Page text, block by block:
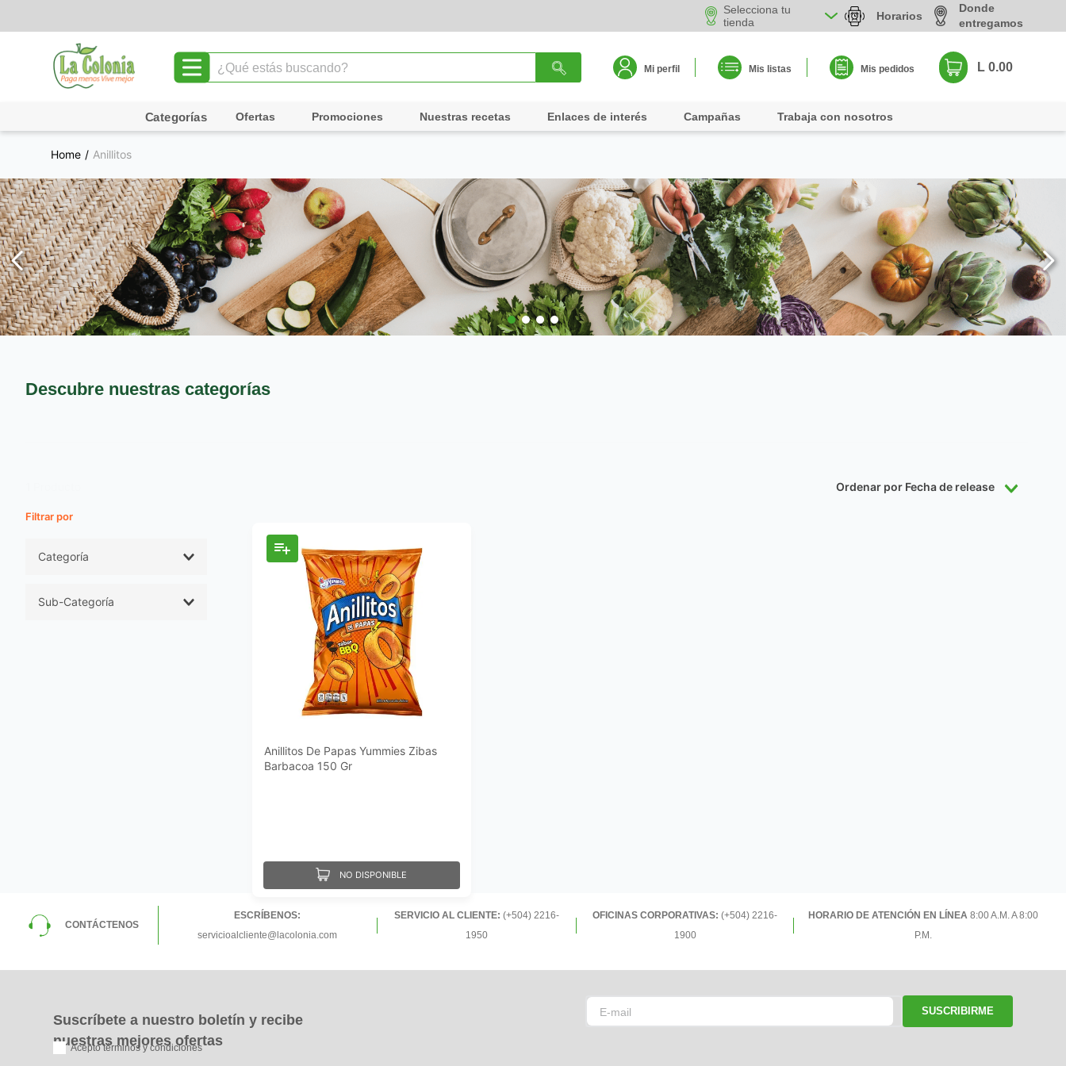
Selecciona tu
tienda
Horarios
Donde
entregamos
¿Qué estás buscando?
Mi perfil Mis listas Mis pedidos L 0.00
Ofertas Promociones Nuestras recetas Enlaces de interés Campañas Trabaja con nosotros
Anillitos
Descubre nuestras categorías
Ordenar por Fecha de release
Categoría
Sub-Categoría
Anillitos De Papas Yummies Zibas
Barbacoa 150 Gr
NO DISPONIBLE
CONTÁCTENOS
ESCRÍBENOS:
servicioalcliente@lacolonia.com
SERVICIO AL CLIENTE: (+504) 2216-
1950
OFICINAS CORPORATIVAS: (+504) 2216-
1900
HORARIO DE ATENCIÓN EN LÍNEA8:00 A.M. A 8:00
P.M.
Suscríbete a nuestro boletín y recibe
nuestras mejores ofertas
SUSCRIBIRME
Acepto términos y condiciones
TÉRMINOS MÁS BUSCADOS
1.
leche
2.
chocolate
3.
cafe
4.
queso
5.
pollo
6.
galletas
7.
yogurt
8.
shampoo
10. azucar